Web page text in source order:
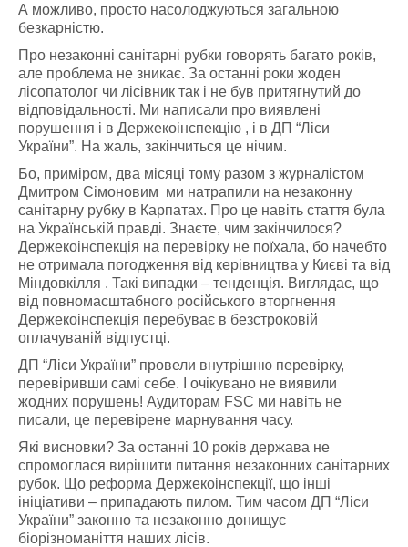
А можливо, просто насолоджуються загальною
безкарністю.
Про незаконні санітарні рубки говорять багато років,
але проблема не зникає. За останні роки жоден
лісопатолог чи лісівник так і не був притягнутий до
відповідальності. Ми написали про виявлені
порушення і в Держекоінспекцію , і в ДП “Ліси
України”. На жаль, закінчиться це нічим.
Бо, приміром, два місяці тому разом з журналістом
Дмитром Сімоновим ми натрапили на незаконну
санітарну рубку в Карпатах. Про це навіть стаття була
на Українській правді. Знаєте, чим закінчилося?
Держекоінспекція на перевірку не поїхала, бо начебто
не отримала погодження від керівництва у Києві та від
Міндовкілля . Такі випадки – тенденція. Виглядає, що
від повномасштабного російського вторгнення
Держекоінспекція перебуває в безстроковій
оплачуваній відпустці.
ДП “Ліси України” провели внутрішню перевірку,
перевіривши самі себе. І очікувано не виявили
жодних порушень! Аудиторам FSC ми навіть не
писали, це перевірене марнування часу.
Які висновки? За останні 10 років держава не
спромоглася вирішити питання незаконних санітарних
рубок. Що реформа Держекоінспекції, що інші
ініціативи – припадають пилом. Тим часом ДП “Ліси
України” законно та незаконно донищує
біорізноманіття наших лісів.